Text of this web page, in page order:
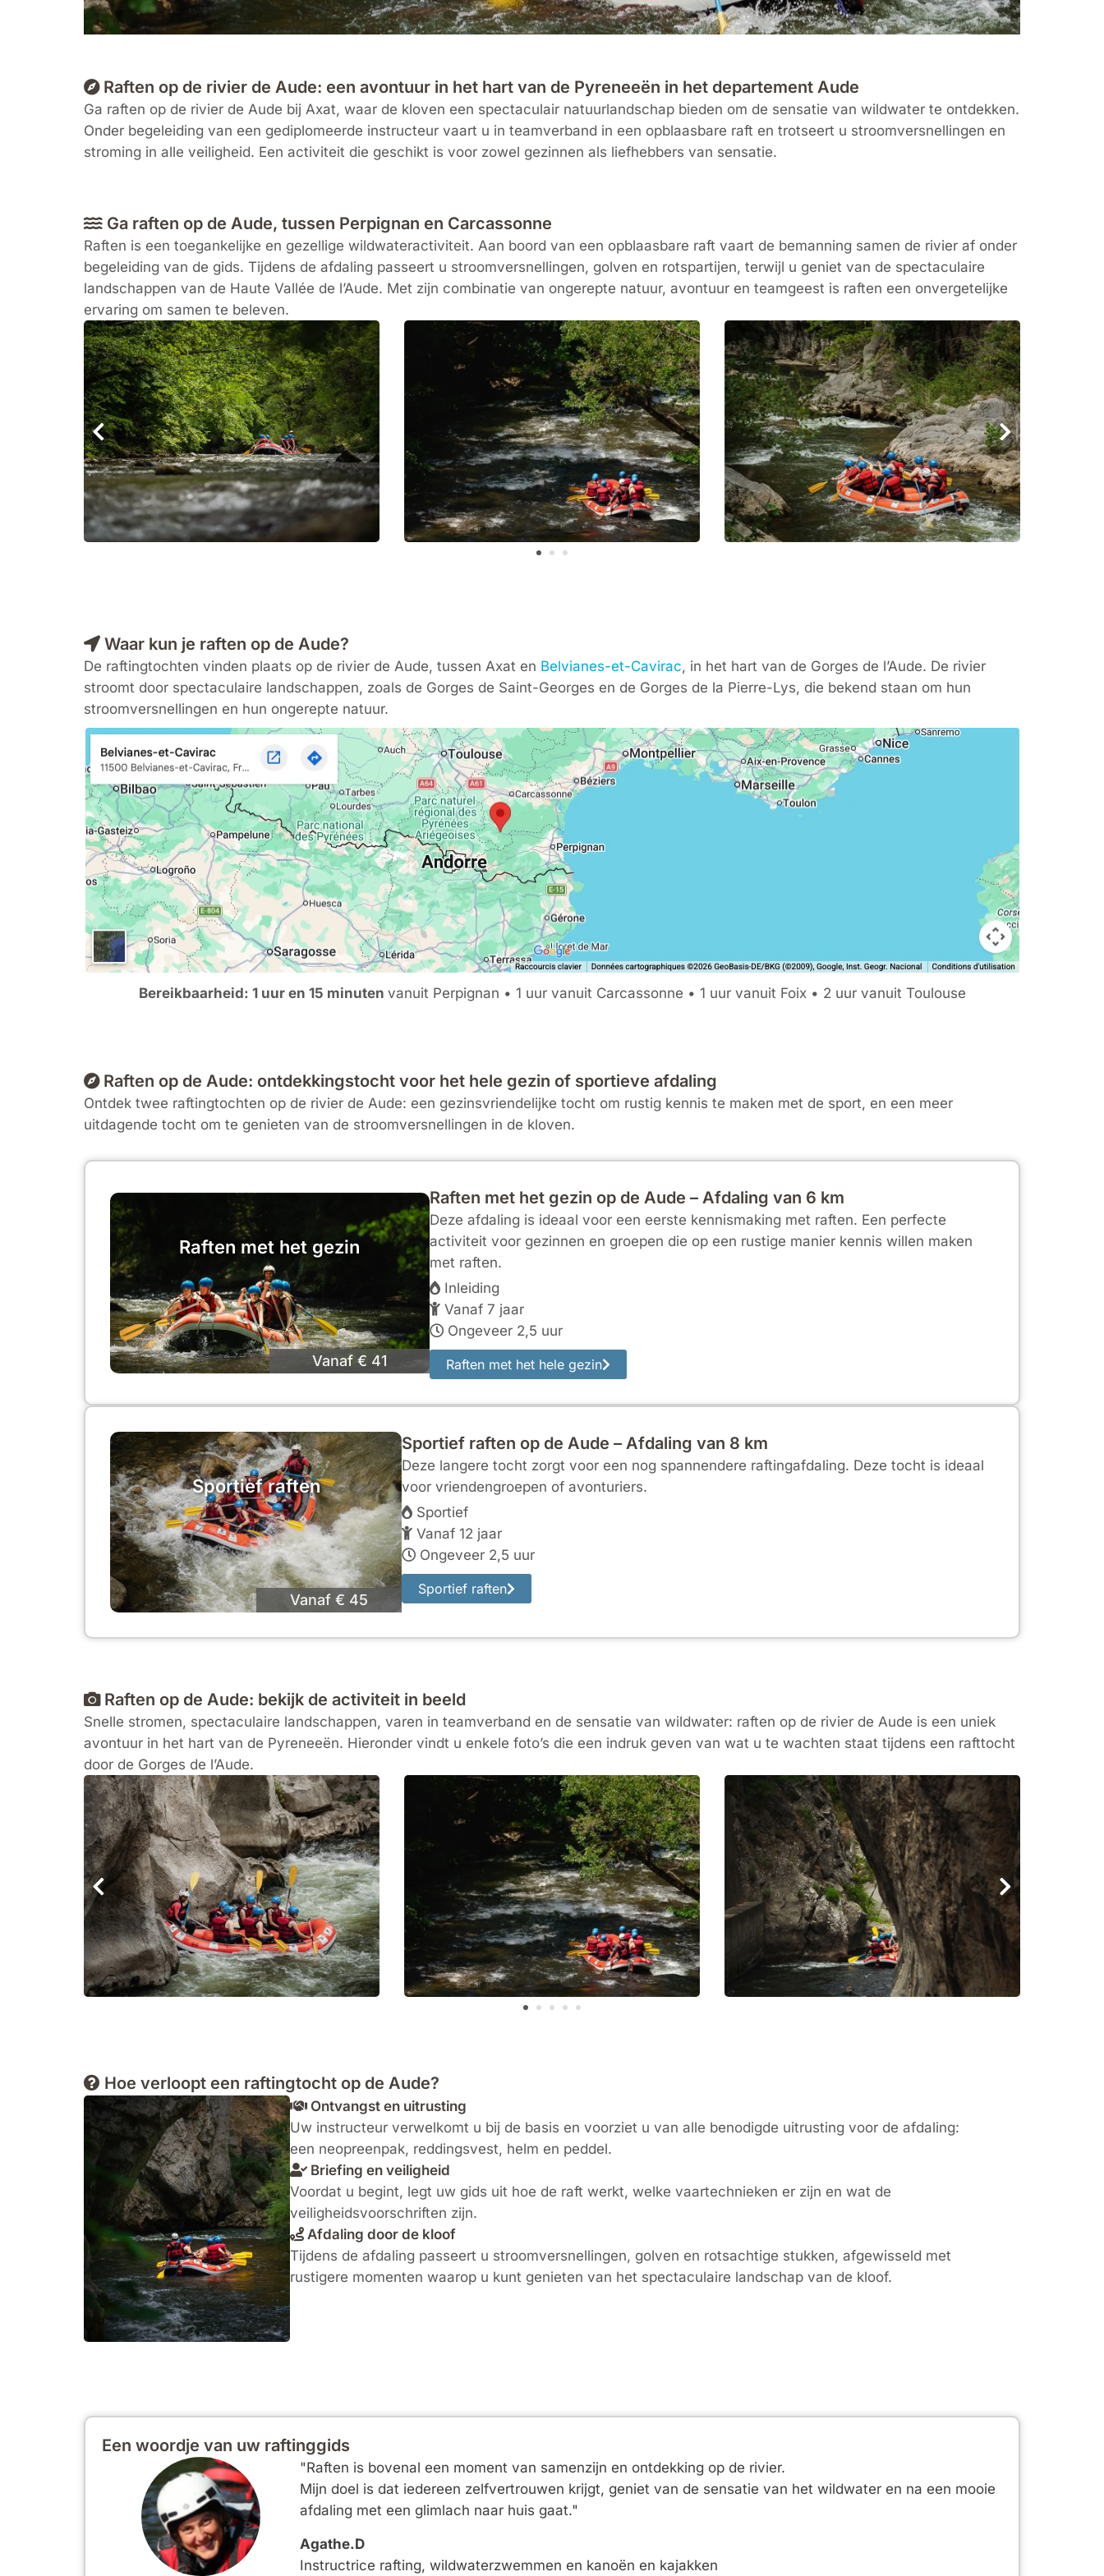
Raften op de rivier de Aude: een avontuur in het hart van de Pyreneeën in het departement Aude
Ga raften op de rivier de Aude bij Axat, waar de kloven een spectaculair natuurlandschap bieden om de sensatie van wildwater te ontdekken.
Onder begeleiding van een gediplomeerde instructeur vaart u in teamverband in een opblaasbare raft en trotseert u stroomversnellingen en
stroming in alle veiligheid. Een activiteit die geschikt is voor zowel gezinnen als liefhebbers van sensatie.
Ga raften op de Aude, tussen Perpignan en Carcassonne
Raften is een toegankelijke en gezellige wildwateractiviteit. Aan boord van een opblaasbare raft vaart de bemanning samen de rivier af onder
begeleiding van de gids. Tijdens de afdaling passeert u stroomversnellingen, golven en rotspartijen, terwijl u geniet van de spectaculaire
landschappen van de Haute Vallée de l’Aude. Met zijn combinatie van ongerepte natuur, avontuur en teamgeest is raften een onvergetelijke
ervaring om samen te beleven.
De raftingtochten vinden plaats op de rivier de Aude, tussen Axat en Belvianes-et-Cavirac, in het hart van de Gorges de l’Aude. De rivier
stroomt door spectaculaire landschappen, zoals de Gorges de Saint-Georges en de Gorges de la Pierre-Lys, die bekend staan om hun
stroomversnellingen en hun ongerepte natuur.
Waar kun je raften op de Aude?
Bereikbaarheid: 1 uur en 15 minuten vanuit Perpignan • 1 uur vanuit Carcassonne • 1 uur vanuit Foix • 2 uur vanuit Toulouse
Raften op de Aude: ontdekkingstocht voor het hele gezin of sportieve afdaling
Ontdek twee raftingtochten op de rivier de Aude: een gezinsvriendelijke tocht om rustig kennis te maken met de sport, en een meer
uitdagende tocht om te genieten van de stroomversnellingen in de kloven.
Raften met het gezin
Vanaf € 41
Raften met het gezin op de Aude – Afdaling van 6 km
Deze afdaling is ideaal voor een eerste kennismaking met raften. Een perfecte
activiteit voor gezinnen en groepen die op een rustige manier kennis willen maken
met raften.
Inleiding
Vanaf 7 jaar
Ongeveer 2,5 uur
Raften met het hele gezin
Sportief raften
Vanaf € 45
Sportief raften op de Aude – Afdaling van 8 km
Deze langere tocht zorgt voor een nog spannendere raftingafdaling. Deze tocht is ideaal
voor vriendengroepen of avonturiers.
Sportief
Vanaf 12 jaar
Ongeveer 2,5 uur
Sportief raften
Raften op de Aude: bekijk de activiteit in beeld
Snelle stromen, spectaculaire landschappen, varen in teamverband en de sensatie van wildwater: raften op de rivier de Aude is een uniek
avontuur in het hart van de Pyreneeën. Hieronder vindt u enkele foto’s die een indruk geven van wat u te wachten staat tijdens een rafttocht
door de Gorges de l’Aude.
Hoe verloopt een raftingtocht op de Aude?
Ontvangst en uitrusting
Uw instructeur verwelkomt u bij de basis en voorziet u van alle benodigde uitrusting voor de afdaling:
een neopreenpak, reddingsvest, helm en peddel.
Briefing en veiligheid
Voordat u begint, legt uw gids uit hoe de raft werkt, welke vaartechnieken er zijn en wat de
veiligheidsvoorschriften zijn.
Afdaling door de kloof
Tijdens de afdaling passeert u stroomversnellingen, golven en rotsachtige stukken, afgewisseld met
rustigere momenten waarop u kunt genieten van het spectaculaire landschap van de kloof.
"Raften is bovenal een moment van samenzijn en ontdekking op de rivier.
Mijn doel is dat iedereen zelfvertrouwen krijgt, geniet van de sensatie van het wildwater en na een mooie
afdaling met een glimlach naar huis gaat."
Agathe.D
Instructrice rafting, wildwaterzwemmen en kanoën en kajakken
Een woordje van uw raftinggids